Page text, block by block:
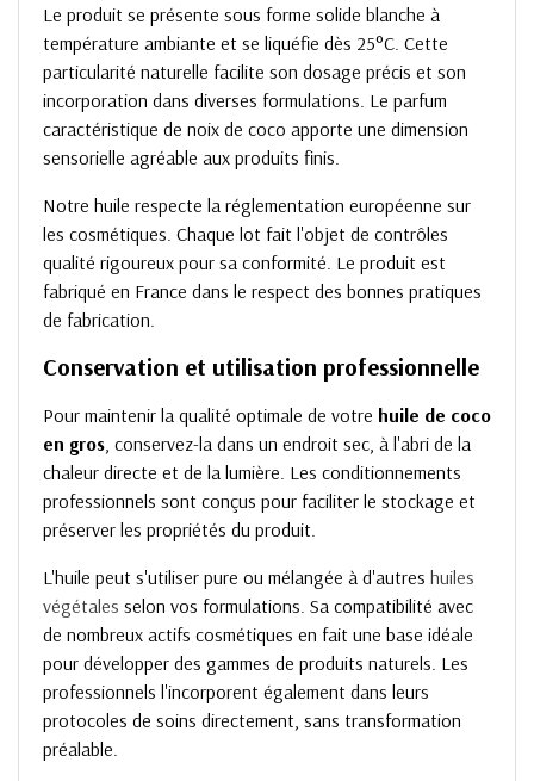
Le produit se présente sous forme solide blanche à
température ambiante et se liquéfie dès 25°C. Cette
particularité naturelle facilite son dosage précis et son
incorporation dans diverses formulations. Le parfum
caractéristique de noix de coco apporte une dimension
sensorielle agréable aux produits finis.
Notre huile respecte la réglementation européenne sur
les cosmétiques. Chaque lot fait l'objet de contrôles
qualité rigoureux pour sa conformité. Le produit est
fabriqué en France dans le respect des bonnes pratiques
de fabrication.
Conservation et utilisation professionnelle
Pour maintenir la qualité optimale de votre huile de coco
en gros , conservez-la dans un endroit sec, à l'abri de la
chaleur directe et de la lumière. Les conditionnements
professionnels sont conçus pour faciliter le stockage et
préserver les propriétés du produit.
L'huile peut s'utiliser pure ou mélangée à d'autres huiles
végétales selon vos formulations. Sa compatibilité avec
de nombreux actifs cosmétiques en fait une base idéale
pour développer des gammes de produits naturels. Les
professionnels l'incorporent également dans leurs
protocoles de soins directement, sans transformation
préalable.